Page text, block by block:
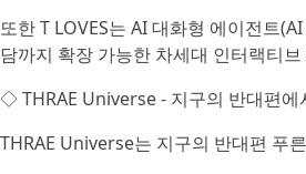
또한 T LOVES는 AI 대화형 에이전트
담까지 확장 가능한 차세대 인터랙티브
◇ THRAE Universe - 지구의 반대편에
THRAE Universe는 지구의 반대편 푸